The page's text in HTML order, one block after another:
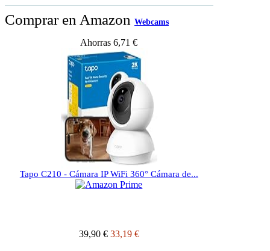
Comprar en Amazon Webcams
Ahorras 6,71 €
Tapo C210 - Cámara IP WiFi 360° Cámara de...
39,90 € 33,19 €